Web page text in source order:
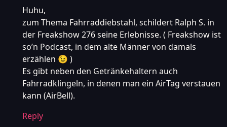
Huhu,
zum Thema Fahrraddiebstahl, schildert Ralph S. in
der Freakshow 276 seine Erlebnisse. ( Freakshow ist
so’n Podcast, in dem alte Männer von damals
erzählen 😉 )
Es gibt neben den Getränkehaltern auch
Fahrradklingeln, in denen man ein AirTag verstauen
kann (AirBell).
Reply